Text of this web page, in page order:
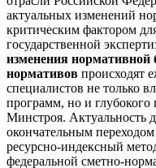
актуальных изменений
критическим фактором
государственной
изменения нормативной
нормативов происходят
специалистов не только
программ, но и
Минстроя. Актуальность
окончательным
ресурсно-индексный
федеральной сметно-